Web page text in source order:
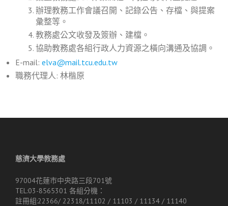
辦理教務工作會議召開、記錄公告、存檔、與提案
彙整等。
教務處公文收發及簽辦、建檔。
協助教務處各組行政人力資源之橫向溝通及協調。
E-mail: elva@mail.tcu.edu.tw
職務代理人: 林楷原
慈濟大學教務處
97004花蓮市中央路三段701號
TEL:03-8565301 各組分機：
註冊組:22366/ 22318/11102 / 11103 / 11134 / 11140